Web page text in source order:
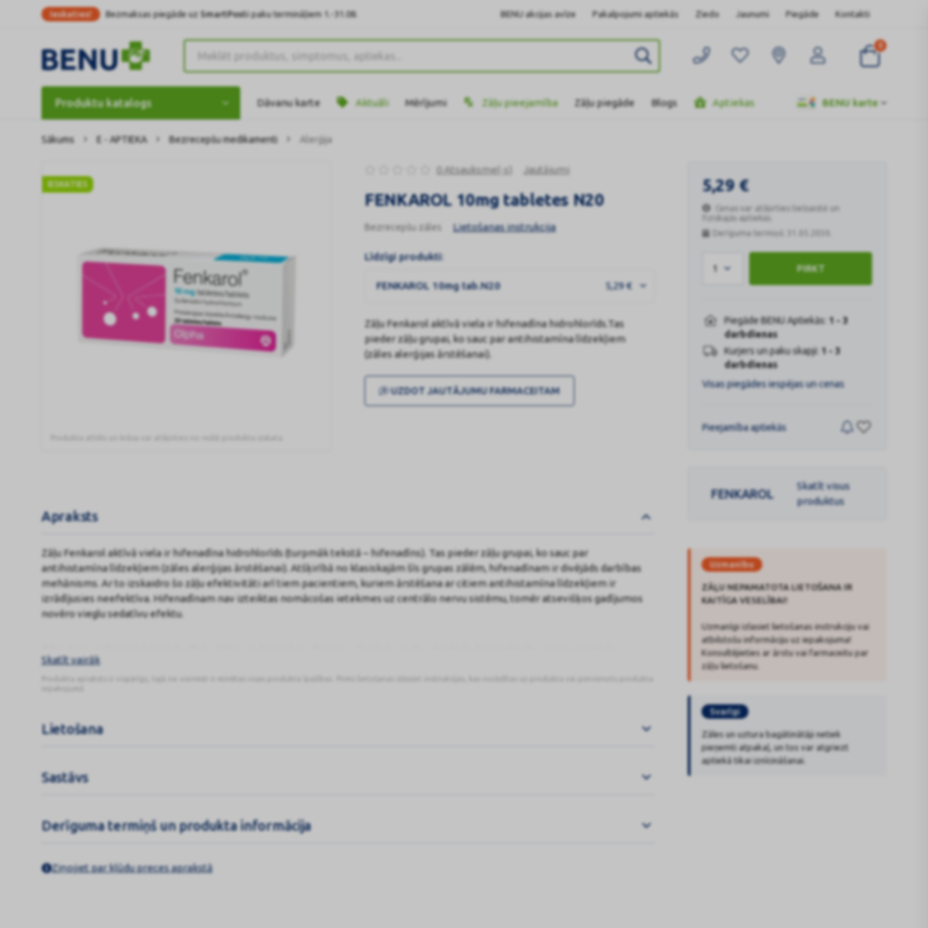
Ieskaties! Bezmaksas piegāde uz SmartPostipaku termināļiem 1.-31.08. BENU akcijas avīze Pakalpojumi aptiekās Ziedo Jaunumi Piegāde Kontakti
Produktu katalogs Dāvanu karte Aktuāli Mērījumi Zāļu pieejamība Zāļu piegāde Blogs Aptiekas BENU karte
Sākums E - APTIEKA Bezrecepšu medikamenti Alerģija
IESKATIES
0 Atsauksme(-s) Jautājumi
FENKAROL 10mg tabletes N20
Bezrecepšu zāles Lietošanas instrukcija
Līdzīgi produkti:
FENKAROL 10mg tab.N20 5,29€
Zāļu Fenkarol aktīvā viela ir hifenadīna hidrohlorīds.Tas
pieder zāļu grupai, ko sauc par antihistamīna līdzekļiem
(zāles alerģijas ārstēšanai).
UZDOT JAUTĀJUMU FARMACEITAM
Apraksts
Zāļu Fenkarol aktīvā viela ir hifenadīna hidrohlorīds (turpmāk tekstā – hifenadīns). Tas pieder zāļu grupai, ko sauc par
antihistamīna līdzekļiem (zāles alerģijas ārstēšanai). Atšķirībā no klasiskajām šīs grupas zālēm, hifenadīnam ir divējāds darbības
mehānisms. Ar to izskaidro šo zāļu efektivitāti arī tiem pacientiem, kuriem ārstēšana ar citiem antihistamīna līdzekļiem ir
izrādījusies neefektīva. Hifenadīnam nav izteiktas nomācošas ietekmes uz centrālo nervu sistēmu, tomēr atsevišķos gadījumos
novēro vieglu sedatīvu efektu.
tūskas, dermatozes, ekzēmas, neirodermīta, ādas niezes, uztura vai medikamentu izraisītas alerģijas ārstēšanai.
Skatīt vairāk
Lietošana
Sastāvs
Derīguma termiņš un produkta informācija
Ziņojiet par kļūdu preces aprakstā
5,29 €
Cenas var atšķirties tiešsaistē un
fiziskajās aptiekās.
Derīguma termiņš: 31.05.2030.
1 PIRKT
Piegāde BENU Aptiekās: 1 - 3
darbdienas
Kurjers un paku skapji: 1 - 3
darbdienas
Visas piegādes iespējas un cenas
Pieejamība aptiekās
FENKAROL
Skatīt visus
produktus
Uzmanību
ZĀĻU NEPAMATOTA LIETOŠANA IR
KAITĪGA VESELĪBAI!
Uzmanīgi izlasiet lietošanas instrukciju vai
atbilstošu informāciju uz iepakojuma!
Konsultējieties ar ārstu vai farmaceitu par
zāļu lietošanu.
Svarīgi
Zāles un uztura bagātinātāji netiek
pieņemti atpakaļ, un tos var atgriezt
aptiekā tikai iznīcināšanai.